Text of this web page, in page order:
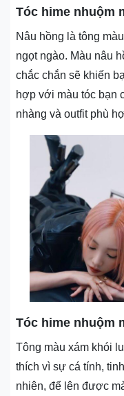
Tóc hime nhuộm
Nâu hồng là tông
ngọt ngào. Màu nâu
chắc chắn sẽ khiến
hợp với màu tóc bạn
nhàng và outfit phù
Tóc hime nhuộm
Tông màu xám khói
thích vì sự cá tính,
nhiên, để lên được